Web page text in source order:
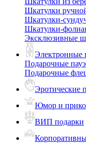
Шкатулки
Шкатулки-
Шкатулки-
Эксклюзивные
Электронные
Подарочные
Подарочные
Эротические
Юмор и
ВИП подарки